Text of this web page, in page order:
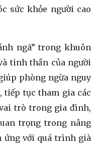
sức khỏe người cao
ngã” trong khuôn
tinh thần của người
phòng ngừa nguy
tiếp tục tham gia các
trò trong gia đình,
trọng trong nâng
ứng với quá trình già